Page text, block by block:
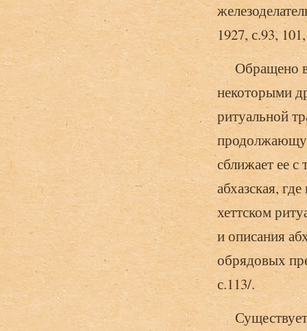
1927, с.93,
Обращено
некоторыми
ритуальной
сближает ее с
абхазская,
хеттском
и описания
обрядовых
с.113/.
Существует